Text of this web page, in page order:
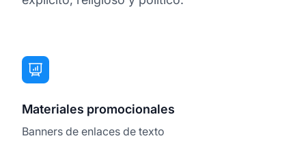
Materiales promocionales
Banners de enlaces de texto